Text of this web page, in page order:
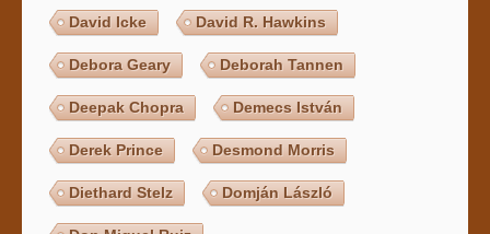
David Icke David R. Hawkins
Debora Geary Deborah Tannen
Deepak Chopra Demecs István
Derek Prince Desmond Morris
Diethard Stelz Domján László